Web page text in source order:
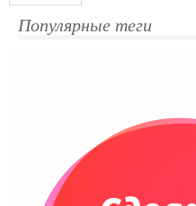
Популярные теги